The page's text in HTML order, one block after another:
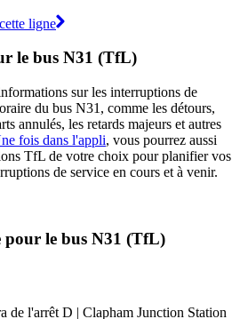
ligne
le bus N31 (TfL)
sur les interruptions de
du bus N31, comme les détours,
annulés, les retards majeurs et autres
fois dans l'appli, vous pourrez aussi
TfL de votre choix pour planifier vos
de service en cours et à venir.
pour le bus N31 (TfL)
de l'arrêt D | Clapham Junction Station